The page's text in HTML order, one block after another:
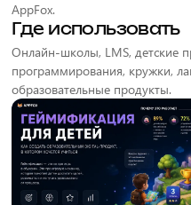
AppFox.
Где использовать
Онлайн-школы, LMS, детские
программирования, кружки,
образовательные продукты.